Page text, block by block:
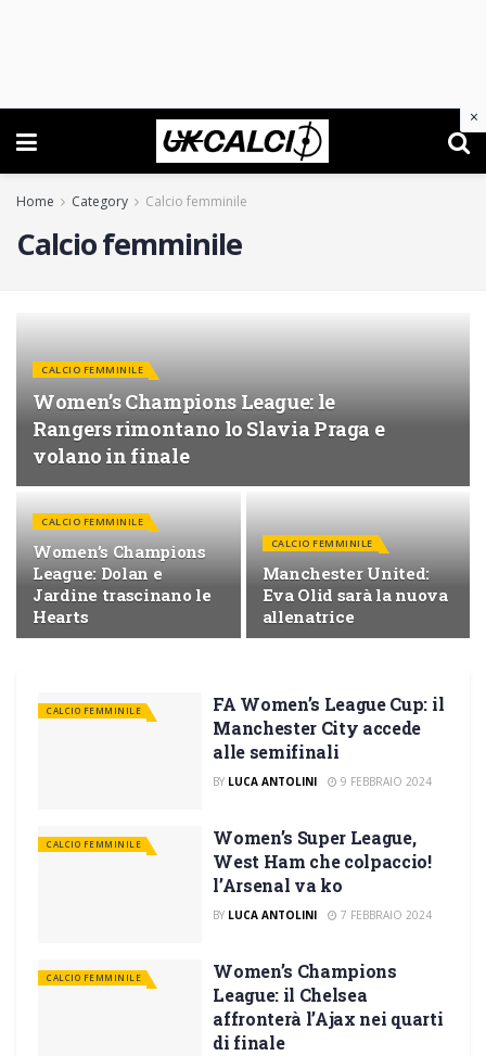
Home Category Calcio femminile
Calcio femminile
CALCIO FEMMINILE
Women’s Champions League: le
Rangers rimontano lo Slavia Praga e
volano in finale
CALCIO FEMMINILE
Women’s Champions
League: Dolan e
Jardine trascinano le
Hearts
CALCIO FEMMINILE
Manchester United:
Eva Olid sarà la nuova
allenatrice
CALCIO FEMMINILE
FA Women’s League Cup: il
Manchester City accede
alle semifinali
BY LUCA ANTOLINI 9 FEBBRAIO 2024
CALCIO FEMMINILE
Women’s Super League,
West Ham che colpaccio!
l’Arsenal va ko
BY LUCA ANTOLINI 7 FEBBRAIO 2024
CALCIO FEMMINILE
Women’s Champions
League: il Chelsea
affronterà l’Ajax nei quarti
di finale
×